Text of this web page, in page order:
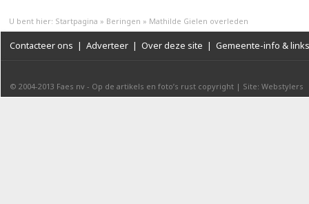
U bent hier: Startpagina » Beringen » Mathilde Gielen overleden
Contacteer ons | Adverteer | Over deze site | Gemeente-info & links
© 2004-2013 Faes nv - Op de artikels en foto’s rust copyright | Site: Webstylers